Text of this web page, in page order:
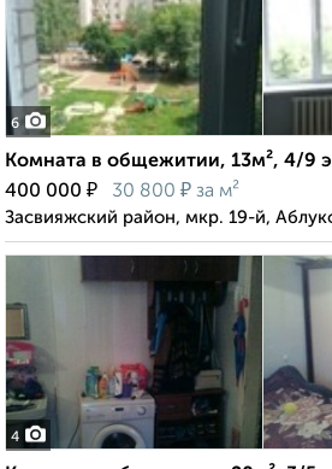
6
Комната в общежитии, 13м², 4/9
400 000 ₽ 30 800 ₽ за м²
Засвияжский район, мкр. 19-й,
4